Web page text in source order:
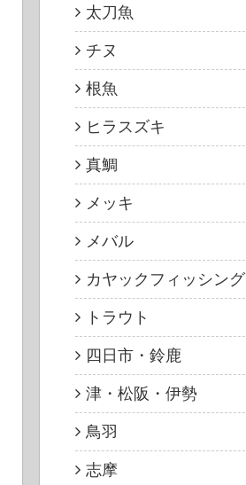
太刀魚
チヌ
根魚
ヒラスズキ
真鯛
メッキ
メバル
カヤックフィッシング
トラウト
四日市・鈴鹿
津・松阪・伊勢
鳥羽
志摩